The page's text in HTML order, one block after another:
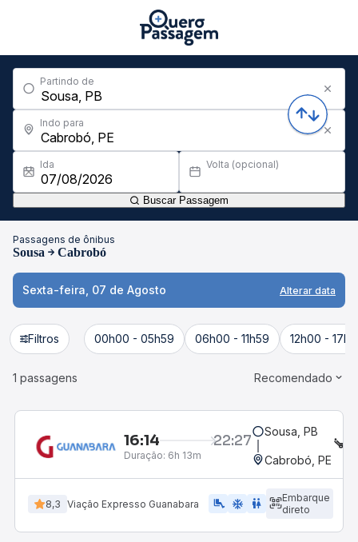
Partindo de
Indo para
Ida Volta (opcional)
Buscar Passagem
Passagens de ônibus
Sousa Cabrobó
Sexta-feira, 07 de Agosto Alterar data
Filtros 00h00 - 05h59 06h00 - 11h59 12h00 -
1 passagens Recomendado
16:14 22:27
Duração: 6h 13m
Sousa, PB
Cabrobó, PE
8,3 Viação Expresso Guanabara airline_seat_legroom_extra ac_unit WC
Embarque
direto